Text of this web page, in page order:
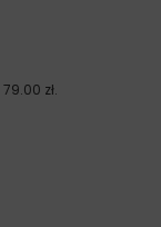
79.00 zł.